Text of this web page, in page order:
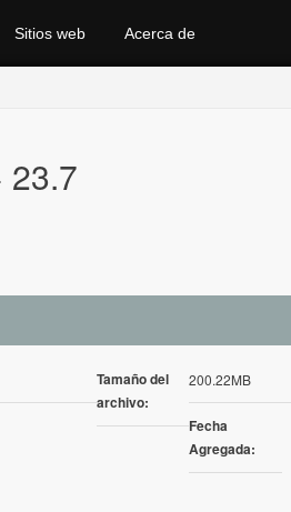
Sitios web Acerca de
23.7
Tamaño del
archivo:
200.22MB
Fecha
Agregada: